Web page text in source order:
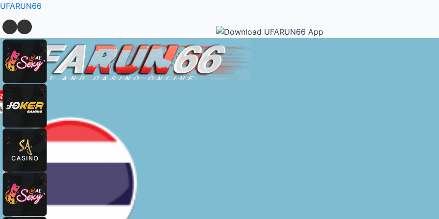
Skip
to
content
UFARUN66
สมัครสมาชิก
เข้าสู่ระบบ
Menu
Menu